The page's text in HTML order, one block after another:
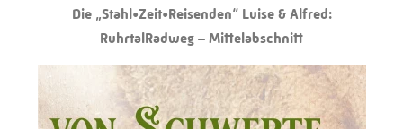
Die „Stahl•Zeit•Reisenden“ Luise & Alfred:
RuhrtalRadweg – Mittelabschnitt